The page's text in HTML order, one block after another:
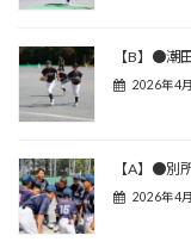
【B】●潮
2026年4
【A】●別
2026年4